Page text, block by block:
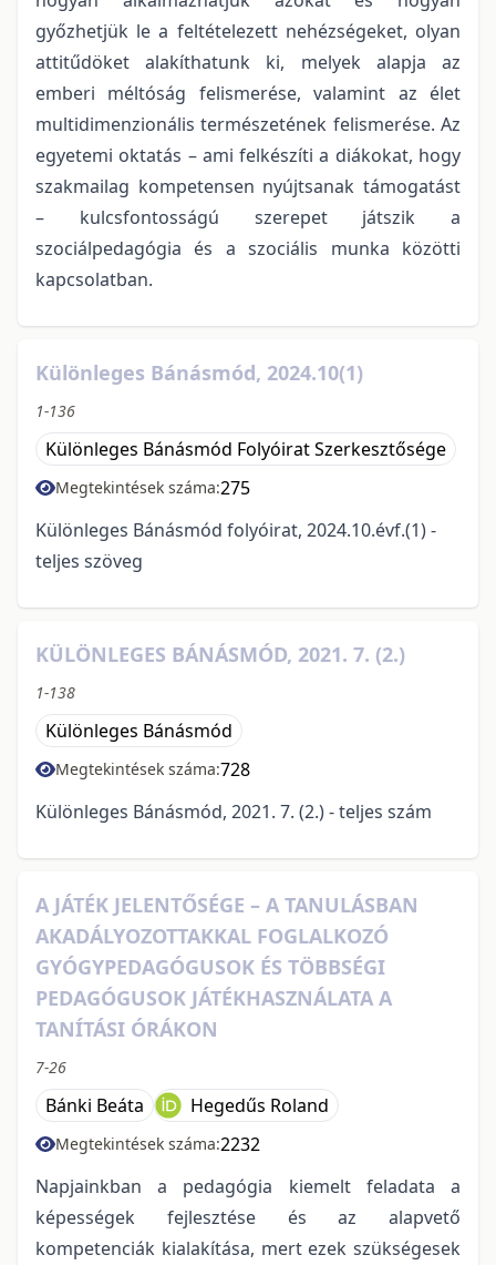
győzhetjük le a feltételezett nehézségeket, olyan
attitűdöket alakíthatunk ki, melyek alapja az
emberi méltóság felismerése, valamint az élet
multidimenzionális természetének felismerése. Az
egyetemi oktatás – ami felkészíti a diákokat, hogy
szakmailag kompetensen nyújtsanak támogatást
– kulcsfontosságú szerepet játszik a
szociálpedagógia és a szociális munka közötti
kapcsolatban.
Különleges Bánásmód, 2024.10(1)
1-136
Különleges Bánásmód Folyóirat Szerkesztősége
Megtekintések száma:275
Különleges Bánásmód folyóirat, 2024.10.évf.(1) -
teljes szöveg
KÜLÖNLEGES BÁNÁSMÓD, 2021. 7. (2.)
1-138
Különleges Bánásmód
Megtekintések száma:728
Különleges Bánásmód, 2021. 7. (2.) - teljes szám
A JÁTÉK JELENTŐSÉGE – A TANULÁSBAN
AKADÁLYOZOTTAKKAL FOGLALKOZÓ
GYÓGYPEDAGÓGUSOK ÉS TÖBBSÉGI
PEDAGÓGUSOK JÁTÉKHASZNÁLATA A
TANÍTÁSI ÓRÁKON
7-26
Bánki Beáta Hegedűs Roland
Megtekintések száma:2232
Napjainkban a pedagógia kiemelt feladata a
képességek fejlesztése és az alapvető
kompetenciák kialakítása, mert ezek szükségesek